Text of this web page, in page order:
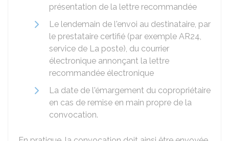
présentation de la lettre recommandée
Le lendemain de l'envoi au destinataire, par
le prestataire certifié (par exemple AR24,
service de La poste), du courrier
électronique annonçant la lettre
recommandée électronique
La date de l'émargement du copropriétaire
en cas de remise en main propre de la
convocation.